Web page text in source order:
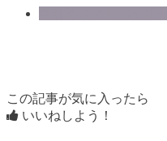
この記事が気に入ったら
いいねしよう！